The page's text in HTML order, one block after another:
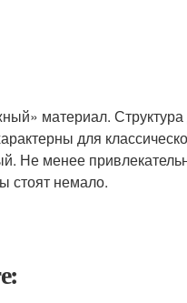
материал.
для
Не менее
стоят немало.